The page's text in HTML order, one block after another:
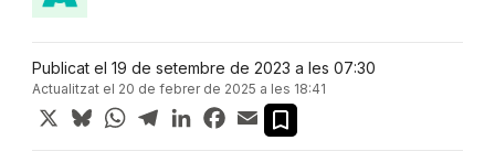
Publicat el 19 de setembre de 2023 a les 07:30
Actualitzat el 20 de febrer de 2025 a les 18:41
X BlueskyWhatsApp
TelegramLinkedInFacebook
Email